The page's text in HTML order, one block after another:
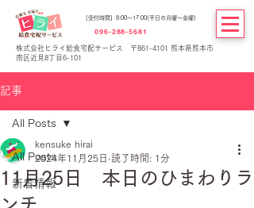
[受付時間] 8:00～17:00(平日の月曜～金曜)
096-288-5681
株式会社ヒライ給食宅配サービス 〒861-4101 熊本県熊本市
南区近見8丁目6-101
記事
All Posts
新着情報
All Posts
11月25日 本日のひまわりラ
ンチ
kensuke hirai
2024年11月25日 読了時間: 1分